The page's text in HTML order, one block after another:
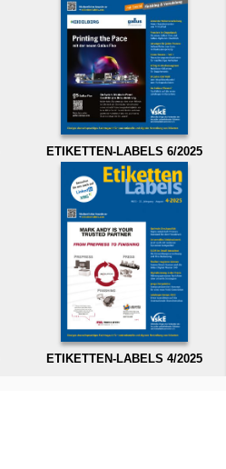
ETIKETTEN-LABELS 6/2025
ETIKETTEN-LABELS 4/2025